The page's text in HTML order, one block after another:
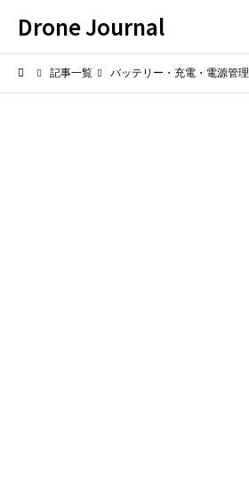
Drone Journal
記事一覧 バッテリー・充電・電源管理